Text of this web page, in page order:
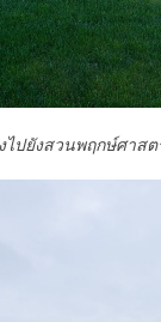
ไปยังสวนพฤกษ์ศาสต